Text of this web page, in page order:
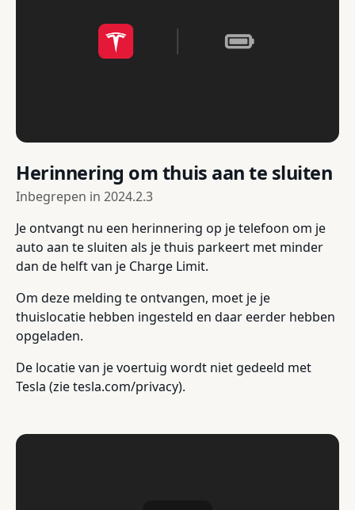
Herinnering om thuis aan te sluiten
Inbegrepen in 2024.2.3
Je ontvangt nu een herinnering op je telefoon om je
auto aan te sluiten als je thuis parkeert met minder
dan de helft van je Charge Limit.
Om deze melding te ontvangen, moet je je
thuislocatie hebben ingesteld en daar eerder hebben
opgeladen.
De locatie van je voertuig wordt niet gedeeld met
Tesla (zie tesla.com/privacy).